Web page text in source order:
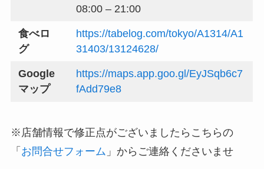
08:00 – 21:00
食べロ
グ
https://tabelog.com/tokyo/A1314/A1
31403/13124628/
Google
マップ
https://maps.app.goo.gl/EyJSqb6c7
fAdd79e8
※店舗情報で修正点がございましたらこちらの
「 お問合せフォーム 」からご連絡くださいませ